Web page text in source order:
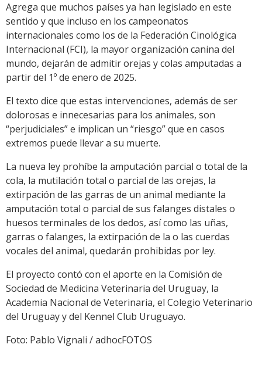
Agrega que muchos países ya han legislado en este
sentido y que incluso en los campeonatos
internacionales como los de la Federación Cinológica
Internacional (FCI), la mayor organización canina del
mundo, dejarán de admitir orejas y colas amputadas a
partir del 1º de enero de 2025.
El texto dice que estas intervenciones, además de ser
dolorosas e innecesarias para los animales, son
“perjudiciales” e implican un “riesgo” que en casos
extremos puede llevar a su muerte.
La nueva ley prohíbe la amputación parcial o total de la
cola, la mutilación total o parcial de las orejas, la
extirpación de las garras de un animal mediante la
amputación total o parcial de sus falanges distales o
huesos terminales de los dedos, así como las uñas,
garras o falanges, la extirpación de la o las cuerdas
vocales del animal, quedarán prohibidas por ley.
El proyecto contó con el aporte en la Comisión de
Sociedad de Medicina Veterinaria del Uruguay, la
Academia Nacional de Veterinaria, el Colegio Veterinario
del Uruguay y del Kennel Club Uruguayo.
Foto: Pablo Vignali / adhocFOTOS